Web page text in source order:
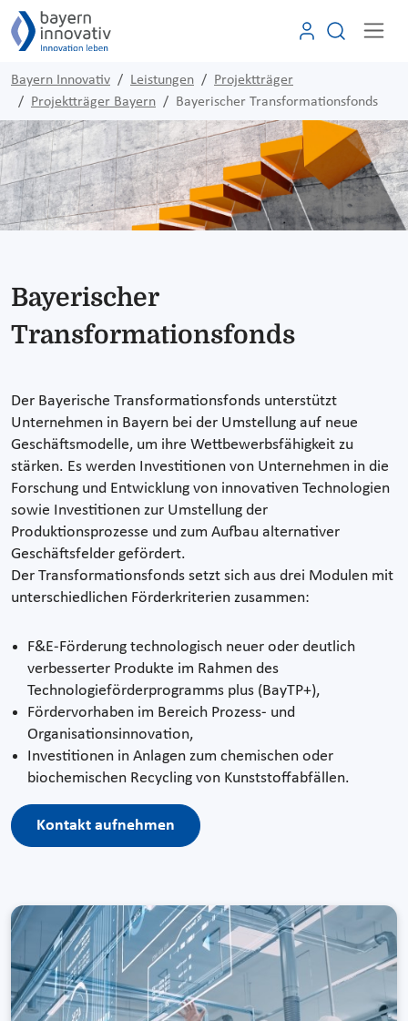
Bayern Innovativ Leistungen
Projektträger
Projektträger Bayern
Bayerischer Transformationsfonds
Bayerischer
Transformationsfonds
Der Bayerische Transformationsfonds unterstützt
Unternehmen in Bayern bei der Umstellung auf neue
Geschäftsmodelle, um ihre Wettbewerbsfähigkeit zu
stärken. Es werden Investitionen von Unternehmen in die
Forschung und Entwicklung von innovativen Technologien
sowie Investitionen zur Umstellung der
Produktionsprozesse und zum Aufbau alternativer
Geschäftsfelder gefördert.
Der Transformationsfonds setzt sich aus drei Modulen mit
unterschiedlichen Förderkriterien zusammen:
F&E-Förderung technologisch neuer oder deutlich
verbesserter Produkte im Rahmen des
Technologieförderprogramms plus (BayTP+),
Fördervorhaben im Bereich Prozess- und
Organisationsinnovation,
Investitionen in Anlagen zum chemischen oder
biochemischen Recycling von Kunststoffabfällen.
Kontakt aufnehmen